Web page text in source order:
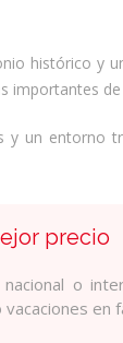
histórico y
importantes de
y un entorno
precio
nacional o
en